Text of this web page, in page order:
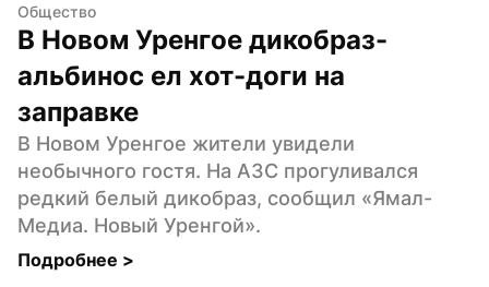
Общество
В Новом Уренгое дикобраз-
альбинос ел хот-доги на
заправке
В Новом Уренгое жители увидели
необычного гостя. На АЗС прогуливался
редкий белый дикобраз, сообщил «Ямал-
Медиа. Новый Уренгой».
Подробнее >